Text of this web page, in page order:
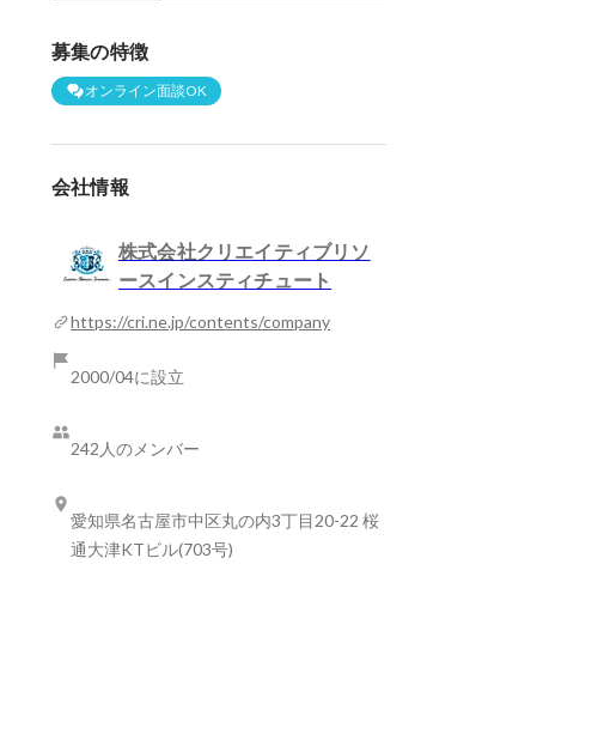
募集の特徴
オンライン面談OK
会社情報
株式会社クリエイティブリソ
ースインスティチュート
https://cri.ne.jp/contents/company
2000/04に設立
242人のメンバー
愛知県名古屋市中区丸の内3丁目20-22 桜
通大津KTビル(703号)